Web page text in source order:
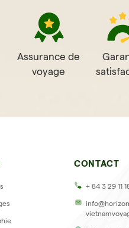
Assurance de
voyage
CONTACT
+ 84 3 29 11